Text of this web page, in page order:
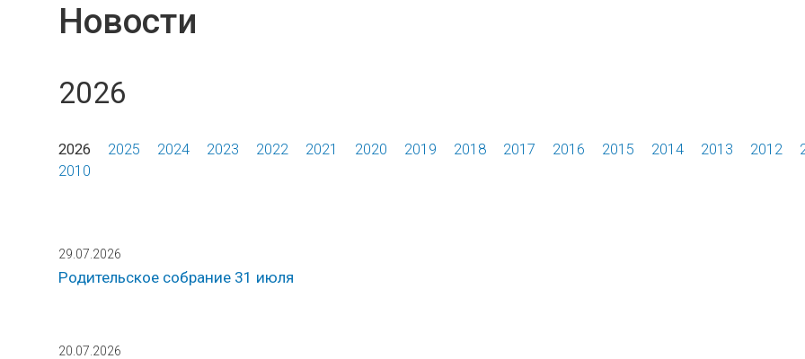
Новости
2026
2026 2025 2024 2023 2022 2021 2020 2019 2018 2017 2016 2015 2014 2013 2012
2010
29.07.2026
Родительское собрание 31 июля
20.07.2026